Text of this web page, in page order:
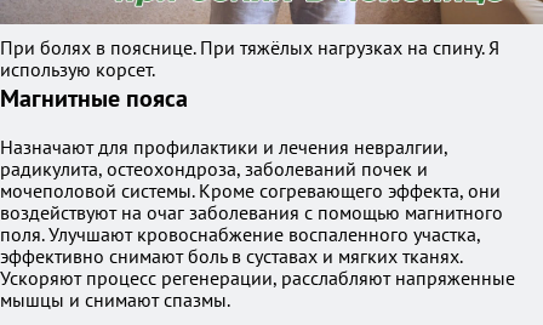
При болях в пояснице. При тяжёлых нагрузках на спину. Я
использую корсет.
Магнитные пояса
Назначают для профилактики и лечения невралгии,
радикулита, остеохондроза, заболеваний почек и
мочеполовой системы. Кроме согревающего эффекта, они
воздействуют на очаг заболевания с помощью магнитного
поля. Улучшают кровоснабжение воспаленного участка,
эффективно снимают боль в суставах и мягких тканях.
Ускоряют процесс регенерации, расслабляют напряженные
мышцы и снимают спазмы.